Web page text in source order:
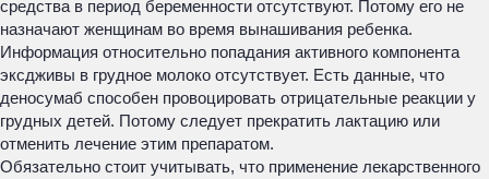
средства в период беременности отсутствуют. Потому его не
назначают женщинам во время вынашивания ребенка.
Информация относительно попадания активного компонента
эксдживы в грудное молоко отсутствует. Есть данные, что
деносумаб способен провоцировать отрицательные реакции у
грудных детей. Потому следует прекратить лактацию или
отменить лечение этим препаратом.
Обязательно стоит учитывать, что применение лекарственного